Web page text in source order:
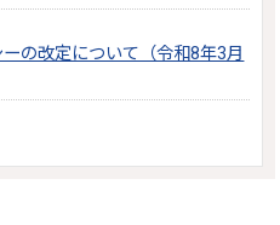
の改定について（令和8年3月